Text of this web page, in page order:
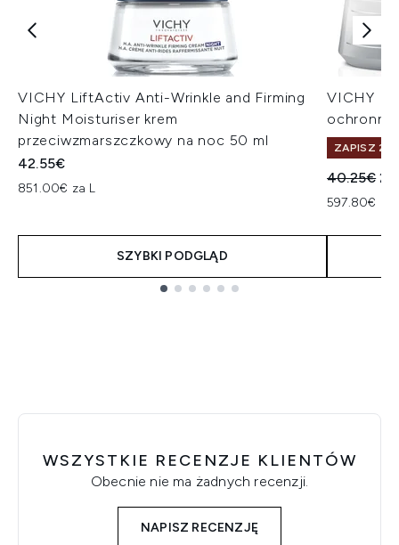
VICHY LiftActiv Anti-Wrinkle and Firming
Night Moisturiser krem
przeciwzmarszczkowy na noc 50 ml
42.55€
851.00€ za L
SZYBKI PODGLĄD
VICHY
ochronny
ZAPISZ
40.25€
597.80€ za
WSZYSTKIE RECENZJE KLIENTÓW
Obecnie nie ma żadnych recenzji.
NAPISZ RECENZJĘ